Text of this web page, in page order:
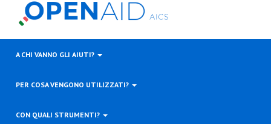
A CHI VANNO GLI AIUTI?
PER COSA VENGONO UTILIZZATI?
CON QUALI STRUMENTI?